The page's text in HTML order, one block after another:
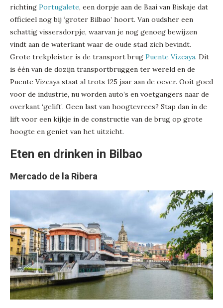
richting Portugalete, een dorpje aan de Baai van Biskaje dat
officieel nog bij ‘groter Bilbao’ hoort. Van oudsher een
schattig vissersdorpje, waarvan je nog genoeg bewijzen
vindt aan de waterkant waar de oude stad zich bevindt.
Grote trekpleister is de transport brug Puente Vizcaya. Dit
is één van de dozijn transportbruggen ter wereld en de
Puente Vizcaya staat al trots 125 jaar aan de oever. Ooit goed
voor de industrie, nu worden auto’s en voetgangers naar de
overkant ‘gelift’. Geen last van hoogtevrees? Stap dan in de
lift voor een kijkje in de constructie van de brug op grote
hoogte en geniet van het uitzicht.
Eten en drinken in Bilbao
Mercado de la Ribera